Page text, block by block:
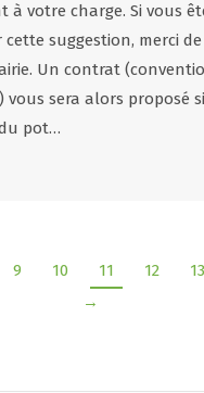
à votre charge. Si vous
cette suggestion, merci
Un contrat
vous sera alors proposé si
pot…
9 10 11 12 13
→